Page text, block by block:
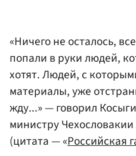
«Ничего не осталось,
попали в руки людей,
хотят. Людей, с
материалы, уже
жду...» — говорил
министру
(цитата — «Российская